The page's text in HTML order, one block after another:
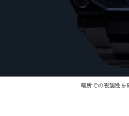
暗所での視認性を